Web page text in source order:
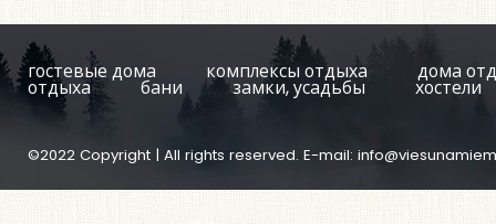
гостевые дома комплексы отдыха дома
отдыха бани замки, усадьбы хостели
©2022 Copyright | All rights reserved. E-mail: